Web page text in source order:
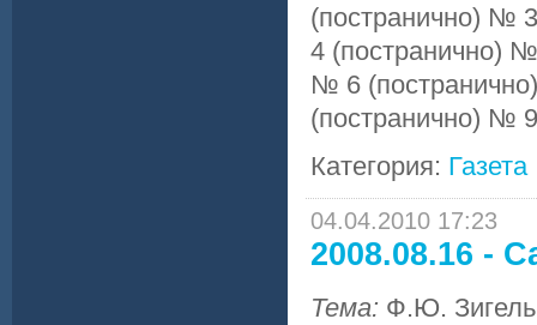
(постранично) №
4 (постранично)
№ 6
(постранично) №
Категория: Газета
04.04.2010 17:23
2008.08.16 -
Тема: Ф.Ю. Зигель